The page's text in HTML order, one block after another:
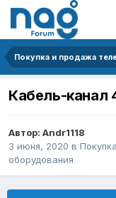
Кабель-канал
Автор: Andr1118
3 июня, 2020 в
оборудования